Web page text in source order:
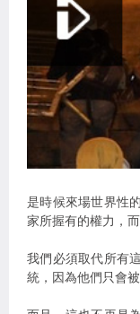
是時候來場世界性
家所握有的權力，
我們必須取代所有
統，因為他們只會